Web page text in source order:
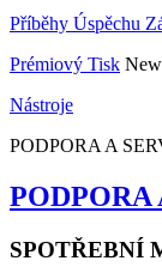
Příběhy Úspěchu
Prémiový Tisk New
Nástroje
PODPORA A
PODPORA
SPOTŘEBNÍ